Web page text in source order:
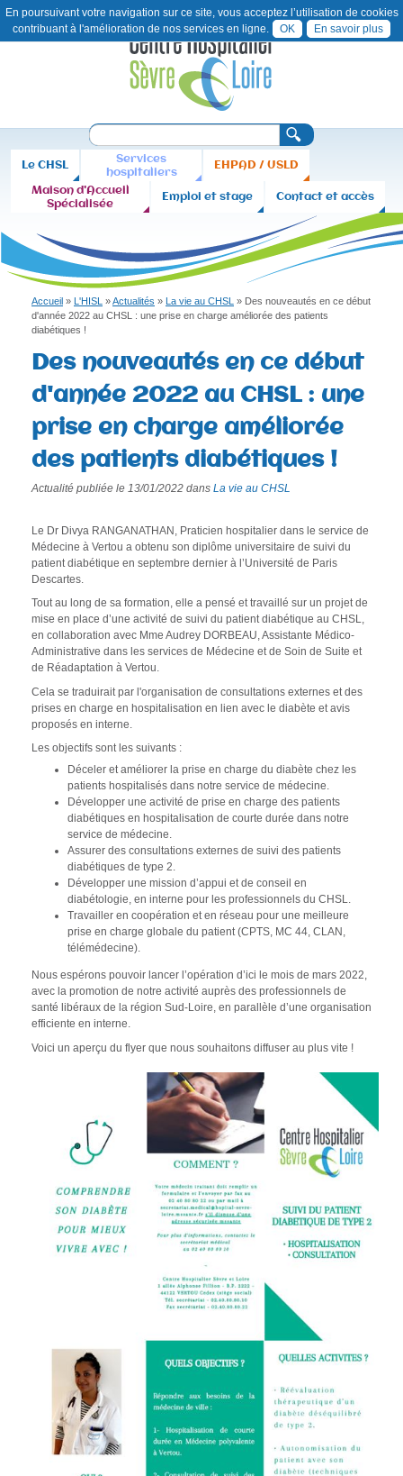
Aller
au
contenu
Contact
Plan
du
site
C
H
L
F
r
u
l
a
i
e
d
e
r
e
c
e
r
h
e
R
e
e
e
Le CHSL
Services
hospitaliers
EHPAD / USLD
Maison d'Accueil
Spécialisée
Emploi et stage Contact et accès
Vous
êtes
ici
Accueil » L'HISL »Actualités » La vie au CHSL » Des nouveautés en ce début
d'année 2022 au CHSL : une prise en charge améliorée des patients
diabétiques !
Des nouveautés en ce début
d'année 2022 au CHSL : une
prise en charge améliorée
des patients diabétiques !
Actualité publiée le 13/01/2022 dans La vie au CHSL
Le Dr Divya RANGANATHAN, Praticien hospitalier dans le service de
Médecine à Vertou a obtenu son diplôme universitaire de suivi du
patient diabétique en septembre dernier à l’Université de Paris
Descartes.
Tout au long de sa formation, elle a pensé et travaillé sur un projet de
mise en place d’une activité de suivi du patient diabétique au CHSL,
en collaboration avec Mme Audrey DORBEAU, Assistante Médico-
Administrative dans les services de Médecine et de Soin de Suite et
de Réadaptation à Vertou.
Cela se traduirait par l'organisation de consultations externes et des
prises en charge en hospitalisation en lien avec le diabète et avis
proposés en interne.
Les objectifs sont les suivants :
Déceler et améliorer la prise en charge du diabète chez les
patients hospitalisés dans notre service de médecine.
Développer une activité de prise en charge des patients
diabétiques en hospitalisation de courte durée dans notre
service de médecine.
Assurer des consultations externes de suivi des patients
diabétiques de type 2.
Développer une mission d’appui et de conseil en
diabétologie, en interne pour les professionnels du CHSL.
Travailler en coopération et en réseau pour une meilleure
prise en charge globale du patient (CPTS, MC 44, CLAN,
télémédecine).
Nous espérons pouvoir lancer l’opération d’ici le mois de mars 2022,
avec la promotion de notre activité auprès des professionnels de
santé libéraux de la région Sud-Loire, en parallèle d’une organisation
efficiente en interne.
Voici un aperçu du flyer que nous souhaitons diffuser au plus vite !
En poursuivant votre navigation sur ce site, vous acceptez l’utilisation de cookies
contribuant à l'amélioration de nos services en ligne.
OK En savoir plus